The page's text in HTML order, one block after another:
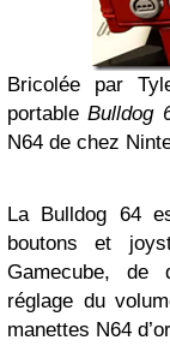
Bricolée par
portableBulldog
N64 de chez
La Bulldog 64
boutons et
Gamecube, de
réglage du
manettes N64